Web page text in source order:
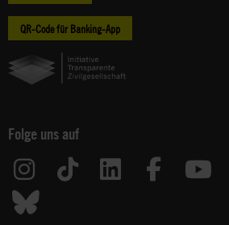
QR-Code für Banking-App
Folge uns auf